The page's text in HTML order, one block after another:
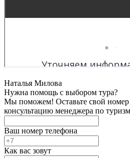
Наталья Милова
Нужна помощь с выбором тура?
Мы поможем! Оставьте свой номер
консультацию менеджера по
Ваш номер телефона
Как вас зовут